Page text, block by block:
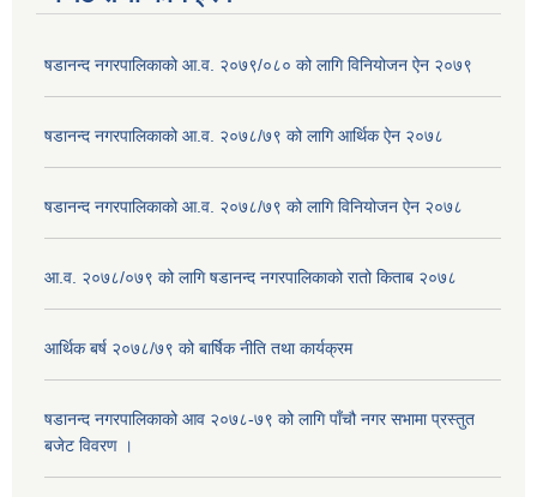
षडानन्द नगरपालिकाको आ.व. २०७९/०८० को लागि विनियोजन ऐन २०७९
षडानन्द नगरपालिकाको आ.व. २०७८/७९ को लागि आर्थिक ऐन २०७८
षडानन्द नगरपालिकाको आ.व. २०७८/७९ को लागि विनियोजन ऐन २०७८
आ.व. २०७८/०७९ को लागि षडानन्द नगरपालिकाको रातो किताब २०७८
आर्थिक बर्ष २०७८/७९ को बार्षिक नीति तथा कार्यक्रम
षडानन्द नगरपालिकाको आव २०७८-७९ को लागि पाँचौ नगर सभामा प्रस्तुत
बजेट विवरण ।